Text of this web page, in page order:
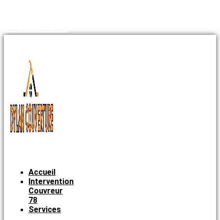
Accueil
Intervention
Couvreur
78
Services